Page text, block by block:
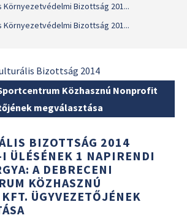
Bizottság 201...
Bizottság 201...
Bizottság 2014
Közhasznú Nonprofit
megválasztása
BIZOTTSÁG 2014
ÜLÉSÉNEK 1 NAPIRENDI
A DEBRECENI
KÖZHASZNÚ
ÜGYVEZETŐJÉNEK